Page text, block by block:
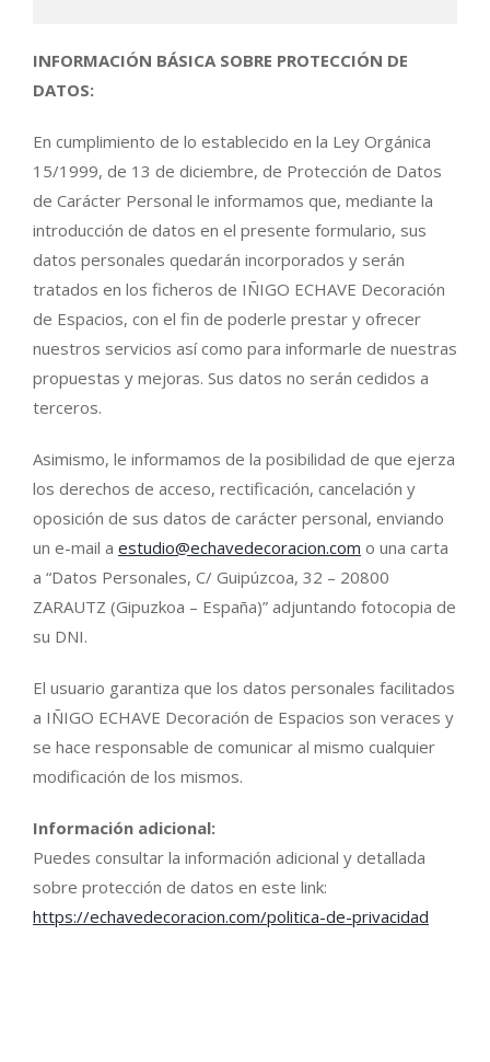
INFORMACIÓN BÁSICA SOBRE PROTECCIÓN DE
DATOS:
En cumplimiento de lo establecido en la Ley Orgánica
15/1999, de 13 de diciembre, de Protección de Datos
de Carácter Personal le informamos que, mediante la
introducción de datos en el presente formulario, sus
datos personales quedarán incorporados y serán
tratados en los ficheros de IÑIGO ECHAVE Decoración
de Espacios, con el fin de poderle prestar y ofrecer
nuestros servicios así como para informarle de nuestras
propuestas y mejoras. Sus datos no serán cedidos a
terceros.
Asimismo, le informamos de la posibilidad de que ejerza
los derechos de acceso, rectificación, cancelación y
oposición de sus datos de carácter personal, enviando
un e-mail a estudio@echavedecoracion.com o una carta
a “Datos Personales, C/ Guipúzcoa, 32 – 20800
ZARAUTZ (Gipuzkoa – España)” adjuntando fotocopia de
su DNI.
El usuario garantiza que los datos personales facilitados
a IÑIGO ECHAVE Decoración de Espacios son veraces y
se hace responsable de comunicar al mismo cualquier
modificación de los mismos.
Información adicional:
Puedes consultar la información adicional y detallada
sobre protección de datos en este link:
https://echavedecoracion.com/politica-de-privacidad